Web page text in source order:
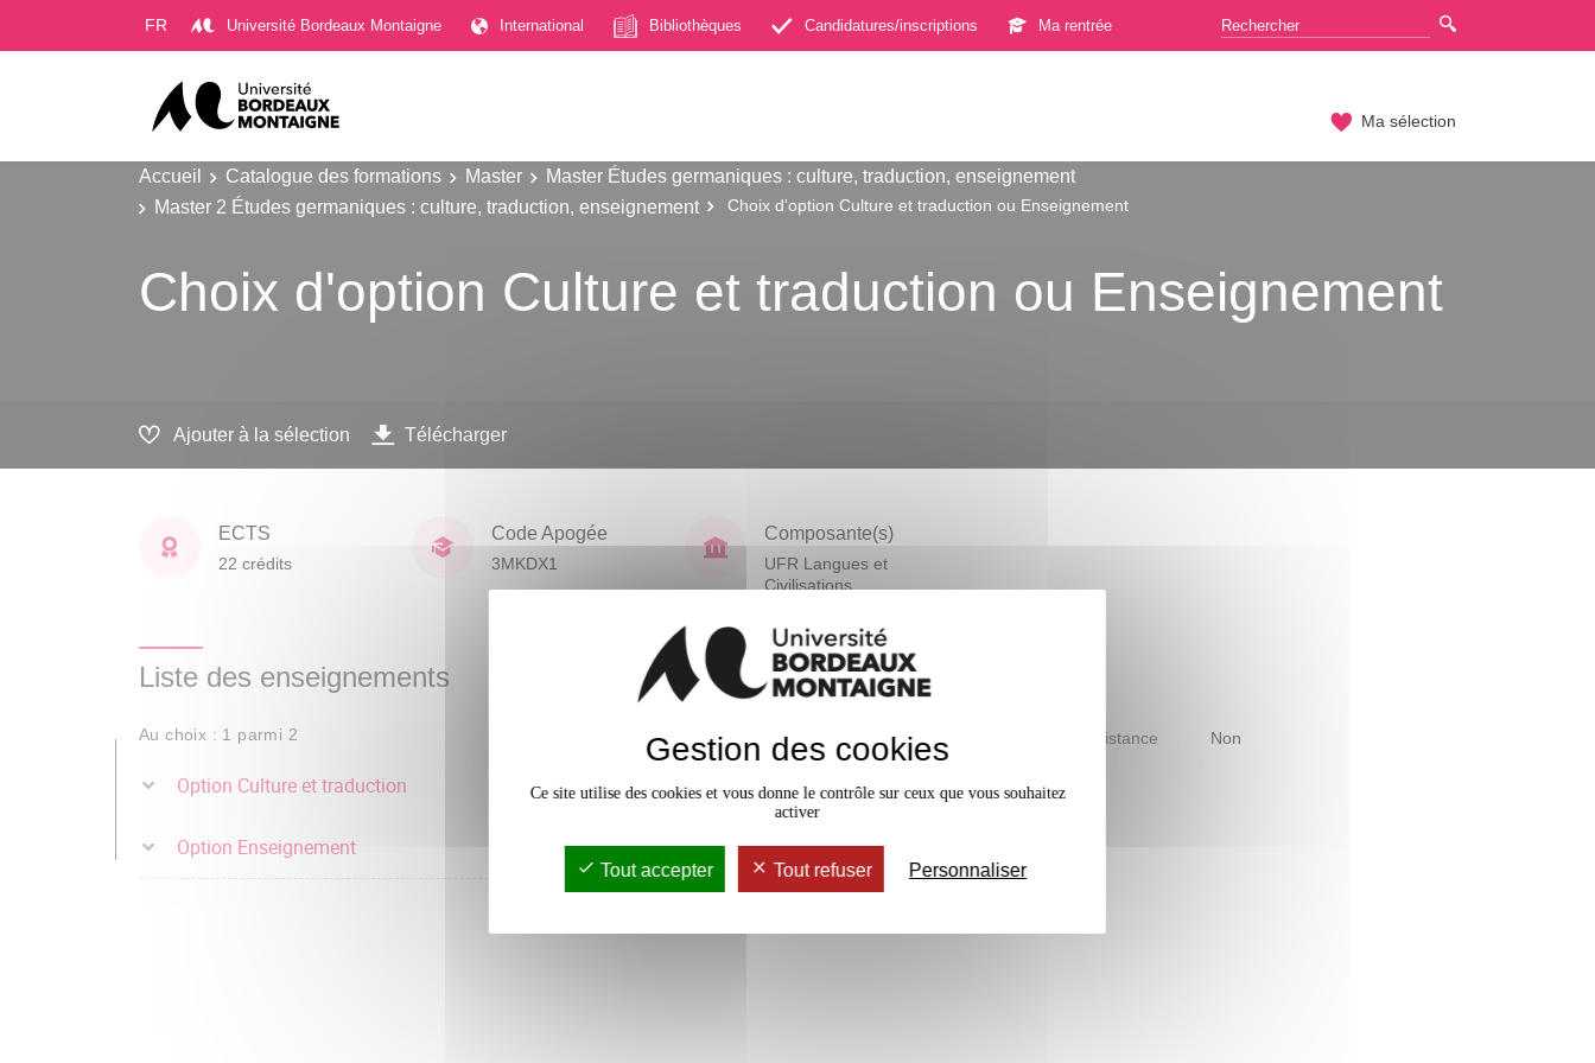
FR Université Bordeaux Montaigne International Bibliothèques Candidatures/inscriptions Ma rentrée
Ma sélection
Accueil Catalogue des formations Master
Master Études germaniques : culture, traduction, enseignement
Master 2 Études germaniques : culture, traduction, enseignement
Choix d'option Culture et traduction ou Enseignement
Choix d'option Culture et traduction ou Enseignement
Ajouter à la sélection Télécharger
ECTS
22 crédits
Code Apogée
3MKDX1
Composante(s)
UFR Langues et
Civilisations
Liste des enseignements
Au choix : 1 parmi 2
Option Culture et traduction 22 crédits
Option Enseignement 8 crédits
Accessible à distance Non
Gestion des cookies
Ce site utilise des cookies et vous donne le contrôle sur ceux que vous souhaitez
activer
Tout accepter Tout refuser Personnaliser